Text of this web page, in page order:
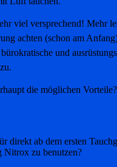
viel versprechend! Mehr
achten (schon am
und
die möglichen Vorteile?
direkt ab dem ersten
Nitrox zu benutzen?